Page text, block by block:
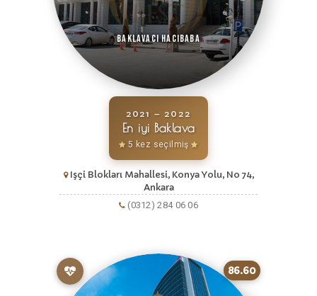
Baklavacı Hacıbaba
2021 – 2022
En iyi Baklava
5 kez seçilmiş
Işçi Blokları Mahallesi, Konya Yolu, No 74,
Ankara
(0312) 284 06 06
86.60